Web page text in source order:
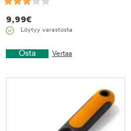
9,99€
Löytyy varastosta
Osta Vertaa